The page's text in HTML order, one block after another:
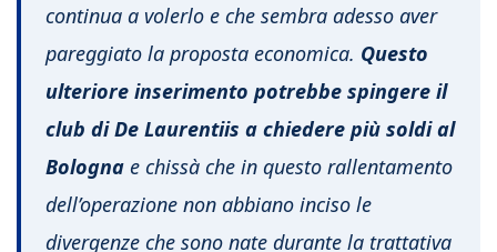
continua a volerlo e che sembra adesso aver
pareggiato la proposta economica. Questo
ulteriore inserimento potrebbe spingere il
club di De Laurentiis a chiedere più soldi al
Bologna e chissà che in questo rallentamento
dell’operazione non abbiano inciso le
divergenze che sono nate durante la trattativa